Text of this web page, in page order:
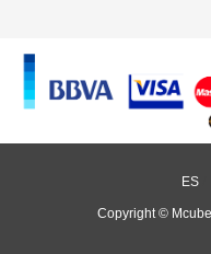
ES
Copyright ©